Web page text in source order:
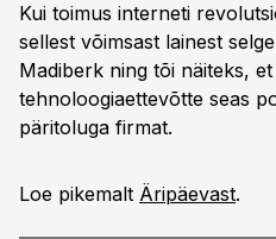
Kui toimus interneti
sellest võimsast lainest
Madiberk ning tõi näiteks,
tehnoloogiaettevõtte seas
päritoluga firmat.
Loe pikemalt Äripäevast.